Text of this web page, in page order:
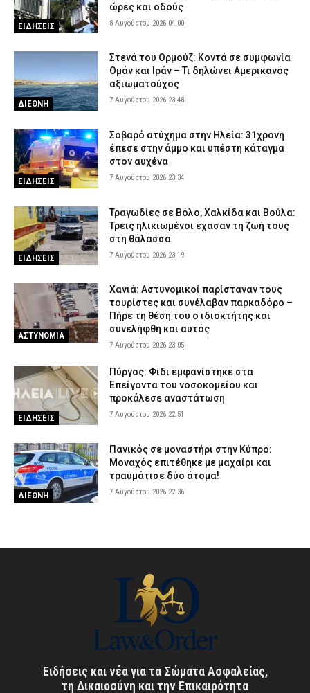
ΕΙΔΗΣΕΙΣ
ώρες και οδούς
8 Αυγούστου 2026 04:00
ΔΙΕΘΝΗ
Στενά του Ορμούζ: Κοντά σε συμφωνία
Ομάν και Ιράν – Τι δηλώνει Αμερικανός
αξιωματούχος
7 Αυγούστου 2026 23:48
ΕΙΔΗΣΕΙΣ
Σοβαρό ατύχημα στην Ηλεία: 31χρονη
έπεσε στην άμμο και υπέστη κάταγμα
στον αυχένα
7 Αυγούστου 2026 23:34
ΕΙΔΗΣΕΙΣ
Τραγωδίες σε Βόλο, Χαλκίδα και Βούλα:
Τρεις ηλικιωμένοι έχασαν τη ζωή τους
στη θάλασσα
7 Αυγούστου 2026 23:19
ΑΣΤΥΝΟΜΙΑ
Χανιά: Αστυνομικοί παρίσταναν τους
τουρίστες και συνέλαβαν παρκαδόρο –
Πήρε τη θέση του ο ιδιοκτήτης και
συνελήφθη και αυτός
7 Αυγούστου 2026 23:05
ΕΙΔΗΣΕΙΣ
Πύργος: Φίδι εμφανίστηκε στα
Επείγοντα του νοσοκομείου και
προκάλεσε αναστάτωση
7 Αυγούστου 2026 22:51
ΔΙΕΘΝΗ
Πανικός σε μοναστήρι στην Κύπρο:
Μοναχός επιτέθηκε με μαχαίρι και
τραυμάτισε δύο άτομα!
7 Αυγούστου 2026 22:36
Ειδήσεις και νέα για τα Σώματα Ασφαλείας,
τη Δικαιοσύνη και την Επικαιρότητα